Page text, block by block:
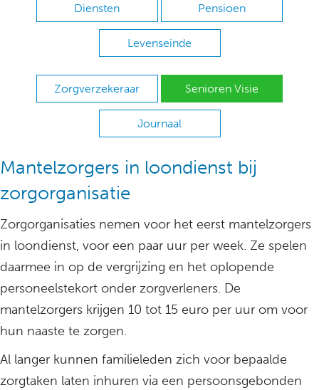
Diensten Pensioen
Levenseinde
Zorgverzekeraar Senioren Visie
Journaal
Mantelzorgers in loondienst bij
zorgorganisatie
Zorgorganisaties nemen voor het eerst mantelzorgers
in loondienst, voor een paar uur per week. Ze spelen
daarmee in op de vergrijzing en het oplopende
personeelstekort onder zorgverleners. De
mantelzorgers krijgen 10 tot 15 euro per uur om voor
hun naaste te zorgen.
Al langer kunnen familieleden zich voor bepaalde
zorgtaken laten inhuren via een persoonsgebonden